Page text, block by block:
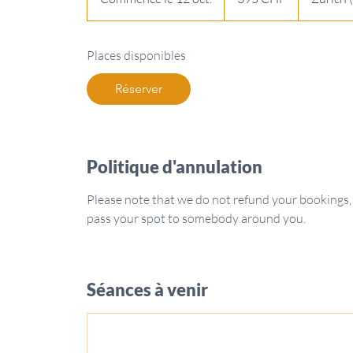
o
e
2
o
Places disponibles
Réserver
Politique d'annulation
Please note that we do not refund your
pass your spot to somebody around you.
Séances à venir